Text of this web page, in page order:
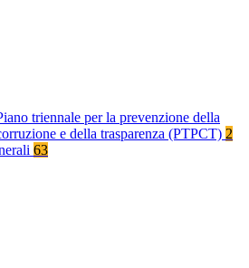
triennale per la prevenzione della
e della trasparenza (PTPCT) 2
63